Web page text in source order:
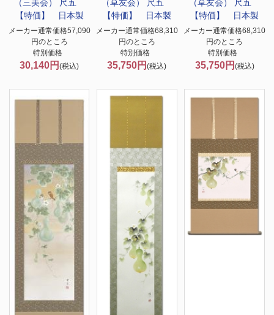
（三美会） 尺五
【特価】 日本製
メーカー通常価格57,090
円のところ
特別価格
30,140円(税込)
（草友会） 尺五
【特価】 日本製
メーカー通常価格68,310
円のところ
特別価格
35,750円(税込)
（草友会） 尺五
【特価】 日本製
メーカー通常価格68,310
円のところ
特別価格
35,750円 (税込)